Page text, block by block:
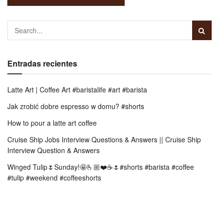
Entradas recientes
Latte Art | Coffee Art #baristalife #art #barista
Jak zrobić dobre espresso w domu? #shorts
How to pour a latte art coffee
Cruise Ship Jobs Interview Questions & Answers || Cruise Ship
Interview Question & Answers
Winged Tulip🌷Sunday!🤩🫰🏼❤️☕️🌷#shorts #barista #coffee
#tulip #weekend #coffeeshorts